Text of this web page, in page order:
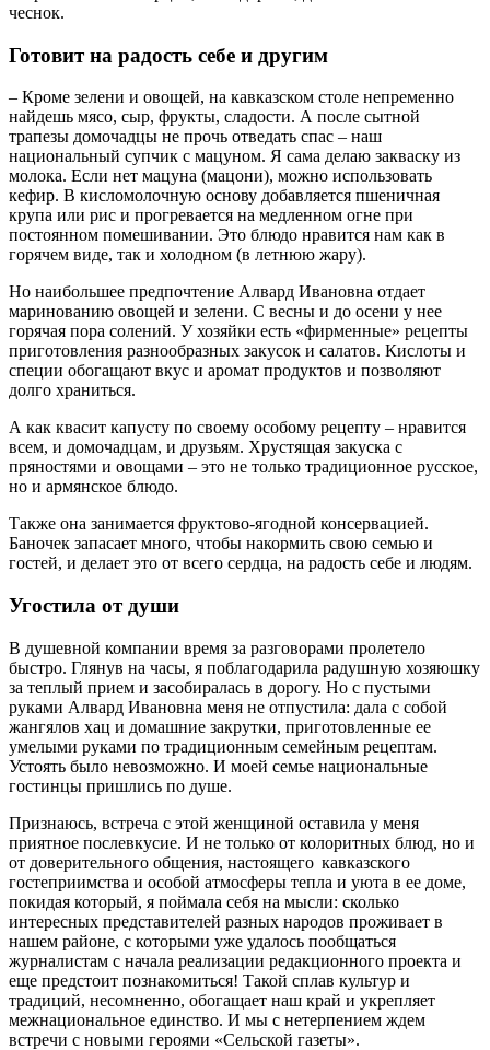
чеснок.
Готовит на радость себе и другим
– Кроме зелени и овощей, на кавказском столе непременно
найдешь мясо, сыр, фрукты, сладости. А после сытной
трапезы домочадцы не прочь отведать спас – наш
национальный супчик с мацуном. Я сама делаю закваску из
молока. Если нет мацуна (мацони), можно использовать
кефир. В кисломолочную основу добавляется пшеничная
крупа или рис и прогревается на медленном огне при
постоянном помешивании. Это блюдо нравится нам как в
горячем виде, так и холодном (в летнюю жару).
Но наибольшее предпочтение Алвард Ивановна отдает
маринованию овощей и зелени. С весны и до осени у нее
горячая пора солений. У хозяйки есть «фирменные» рецепты
приготовления разнообразных закусок и салатов. Кислоты и
специи обогащают вкус и аромат продуктов и позволяют
долго храниться.
А как квасит капусту по своему особому рецепту – нравится
всем, и домочадцам, и друзьям. Хрустящая закуска с
пряностями и овощами – это не только традиционное русское,
но и армянское блюдо.
Также она занимается фруктово-ягодной консервацией.
Баночек запасает много, чтобы накормить свою семью и
гостей, и делает это от всего сердца, на радость себе и людям.
Угостила от души
В душевной компании время за разговорами пролетело
быстро. Глянув на часы, я поблагодарила радушную хозяюшку
за теплый прием и засобиралась в дорогу. Но с пустыми
руками Алвард Ивановна меня не отпустила: дала с собой
жангялов хац и домашние закрутки, приготовленные ее
умелыми руками по традиционным семейным рецептам.
Устоять было невозможно. И моей семье национальные
гостинцы пришлись по душе.
Признаюсь, встреча с этой женщиной оставила у меня
приятное послевкусие. И не только от колоритных блюд, но и
от доверительного общения, настоящего кавказского
гостеприимства и особой атмосферы тепла и уюта в ее доме,
покидая который, я поймала себя на мысли: сколько
интересных представителей разных народов проживает в
нашем районе, с которыми уже удалось пообщаться
журналистам с начала реализации редакционного проекта и
еще предстоит познакомиться! Такой сплав культур и
традиций, несомненно, обогащает наш край и укрепляет
межнациональное единство. И мы с нетерпением ждем
встречи с новыми героями «Сельской газеты».